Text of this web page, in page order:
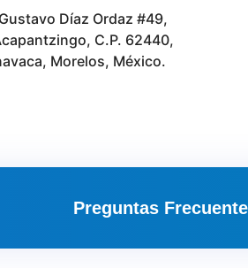
Díaz Ordaz #49,
C.P. 62440,
Morelos, México.
Preguntas